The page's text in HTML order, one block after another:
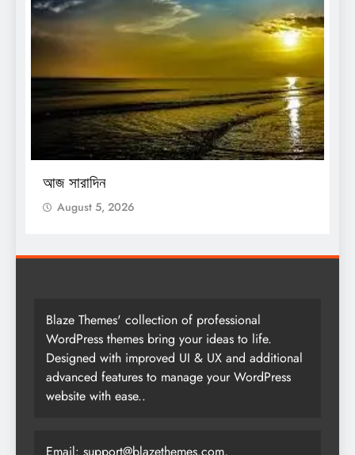
আজ সারাদিন
August 5, 2026
Blaze Themes' collection of professional
WordPress themes bring your ideas to life.
Designed with improved UI & UX and additional
advanced features to manage your WordPress
website with ease..
Email: support@blazethemes.com,